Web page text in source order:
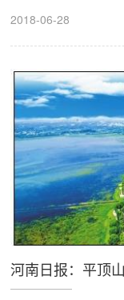
2018-06-28
河南日报：平顶